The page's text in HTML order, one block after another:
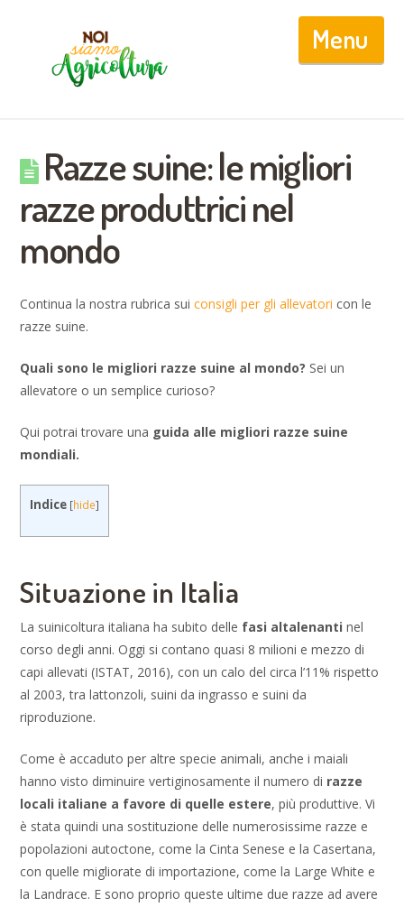
Razze suine: le migliori
razze produttrici nel
mondo
Continua la nostra rubrica suiconsigli per gli allevatori con le
razze suine.
Quali sono le migliori razze suine al mondo? Sei un
allevatore o un semplice curioso?
Qui potrai trovare una guida alle migliori razze suine
mondiali.
Indice [hide]
Situazione in Italia
La suinicoltura italiana ha subito delle fasi altalenanti nel
corso degli anni. Oggi si contano quasi 8 milioni e mezzo di
capi allevati (ISTAT, 2016), con un calo del circa l’11% rispetto
al 2003, tra lattonzoli, suini da ingrasso e suini da
riproduzione.
Come è accaduto per altre specie animali, anche i maiali
hanno visto diminuire vertiginosamente il numero di razze
locali italiane a favore di quelle estere, più produttive. Vi
è stata quindi una sostituzione delle numerosissime razze e
popolazioni autoctone, come la Cinta Senese e la Casertana,
con quelle migliorate di importazione, come la Large White e
la Landrace. E sono proprio queste ultime due razze ad avere